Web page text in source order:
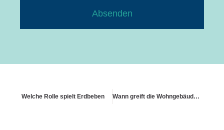
Absenden
Welche Rolle spielt Erdbeben Wann greift die Wohngebäudeversicherung bei Denkmalschutz